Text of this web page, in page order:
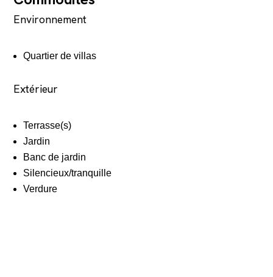
Environnement
Quartier de villas
Extérieur
Terrasse(s)
Jardin
Banc de jardin
Silencieux/tranquille
Verdure